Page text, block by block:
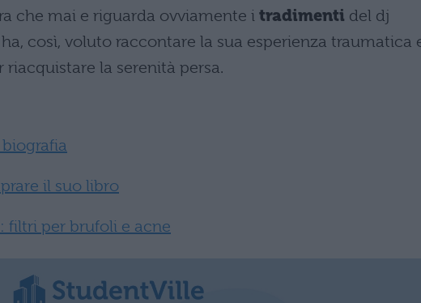
che mai e riguarda ovviamente i tradimenti del dj
così, voluto raccontare la sua esperienza traumatica
la serenità persa.
il suo libro
filtri per brufoli e acne